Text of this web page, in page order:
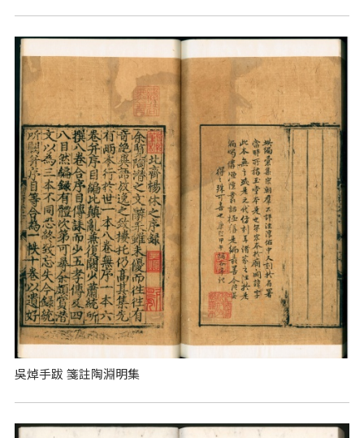
吳焯手跋 箋註陶淵明集